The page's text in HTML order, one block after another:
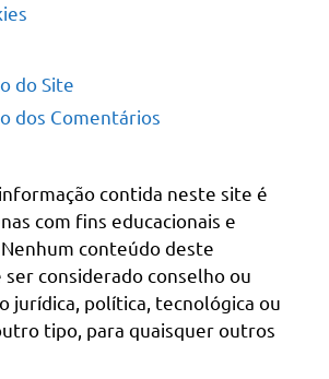
do Site
dos Comentários
contida neste site é
com fins educacionais e
conteúdo deste
considerado conselho ou
jurídica, política, tecnológica ou
tipo, para quaisquer outros